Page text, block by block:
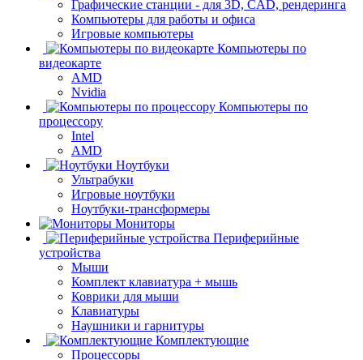
Графические станции - для 3D, CAD, рендеринга
Компьютеры для работы и офиса
Игровые компьютеры
Компьютеры по
видеокарте
AMD
Nvidia
Компьютеры по
процессору
Intel
AMD
Ноутбуки
Ультрабуки
Игровые ноутбуки
Ноутбуки-трансформеры
Мониторы
Периферийные
устройства
Мыши
Комплект клавиатура + мышь
Коврики для мыши
Клавиатуры
Наушники и гарнитуры
Комплектующие
Процессоры